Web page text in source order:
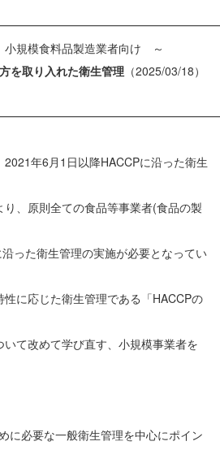
小規模食料品製造業者向け ～
を取り入れた衛生管理 （2025/03/18）
年6月1日以降HACCPに沿った衛生
、原則全ての食品等事業者(食品の製
った衛生管理の実施が必要となってい
に応じた衛生管理である「HACCPの
て改めて学び直す、小規模事業者を
に必要な一般衛生管理を中心にポイン